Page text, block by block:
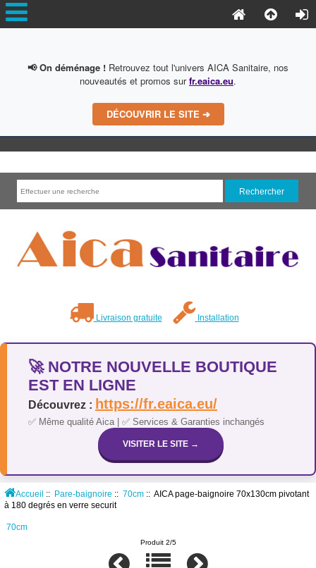
📢 On déménage ! Retrouvez tout l'univers AICA Sanitaire, nos
nouveautés et promos surfr.eaica.eu.
DÉCOUVRIR LE SITE ➔
Livraison gratuite Installation
🚀 NOTRE NOUVELLE BOUTIQUE
EST EN LIGNE
Découvrez : https://fr.eaica.eu/
✅ Même qualité Aica | ✅ Services & Garanties inchangés
VISITER LE SITE →
Accueil :: Pare-baignoire :: 70cm:: AICA page-baignoire 70x130cm pivotant
à 180 degrés en verre securit
70cm
Produit 2/5